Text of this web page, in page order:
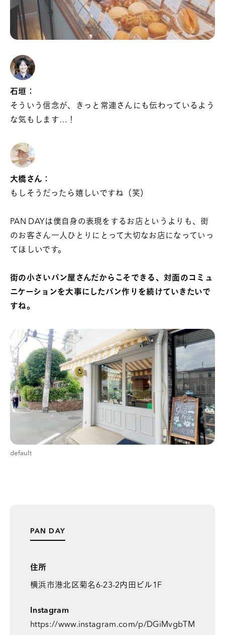
石垣：
そういう信念が、きっと常連さんにも伝わっているよう
な気もします…！
大橋さん：
もしそうだったら嬉しいですね（笑）
PAN DAYは僕自身の表現をするお店というよりも、街
のお客さん一人ひとりにとって大切なお店になっていっ
てほしいです。
街の小さいパン屋さんだからこそできる、対面のコミュ
ニケーションを大事にしたパン作りを続けていきたいで
すね。
default
PAN DAY
住所
横浜市港北区菊名6-23-2内田ビル1F
Instagram
https://www.instagram.com/p/DGiMvgbTM